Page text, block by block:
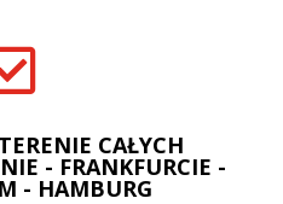
CAŁYCH
- FRANKFURCIE -
- HAMBURG